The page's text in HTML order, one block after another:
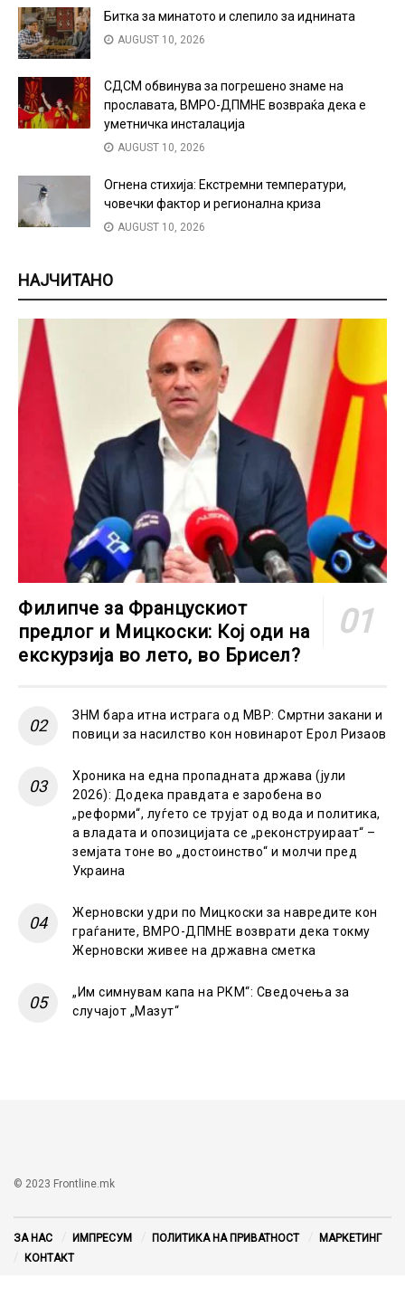
Битка за минатото и слепило за иднината
AUGUST 10, 2026
СДСМ обвинува за погрешено знаме на
прославата, ВМРО-ДПМНЕ возвраќа дека е
уметничка инсталација
AUGUST 10, 2026
Огнена стихија: Екстремни температури,
човечки фактор и регионална криза
AUGUST 10, 2026
НАЈЧИТАНО
Филипче за Францускиот
предлог и Мицкоски: Кој оди на
екскурзија во лето, во Брисел?
ЗНМ бара итна истрага од МВР: Смртни закани и
повици за насилство кон новинарот Ерол Ризаов
Хроника на една пропадната држава (јули
2026): Додека правдата е заробена во
„реформи“, луѓето се трујат од вода и политика,
а владата и опозицијата се „реконструираат“ –
земјата тоне во „достоинство“ и молчи пред
Украина
Жерновски удри по Мицкоски за навредите кон
граѓаните, ВМРО-ДПМНЕ возврати дека токму
Жерновски живее на државна сметка
„Им симнувам капа на РКМ“: Сведочења за
случајот „Мазут“
© 2023 Frontline.mk
ЗА НАС ИМПРЕСУМ ПОЛИТИКА НА ПРИВАТНОСТ
МАРКЕТИНГ
КОНТАКТ